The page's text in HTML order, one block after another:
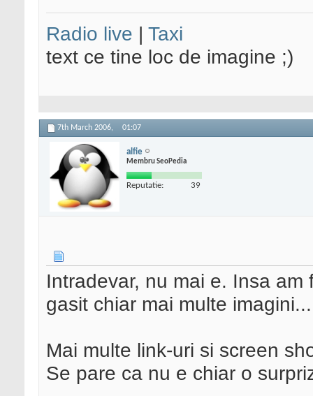
Radio live | Taxi
text ce tine loc de imagine ;)
7th March 2006, 01:07
alfie
Membru SeoPedia
Reputatie: 39
Intradevar, nu mai e. Insa
gasit chiar mai multe
Mai multe link-uri si screen
Se pare ca nu e chiar o